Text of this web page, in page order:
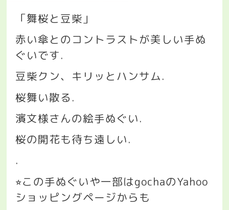
「舞桜と豆柴」
赤い傘とのコントラストが美しい手ぬ
ぐいです.
豆柴クン、キリッとハンサム.
桜舞い散る .
濱文様さんの絵手ぬぐい.
桜の開花も待ち遠しい.
.
⭐︎この手ぬぐいや一部はgochaのYahoo
ショッピングページからも